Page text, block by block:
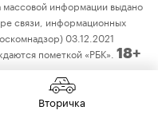
массовой информации выдано
связи, информационных
03.12.2021
пометкой «РБК». 18+
агентство «РБК».
Петербургская биржа
Вторичка